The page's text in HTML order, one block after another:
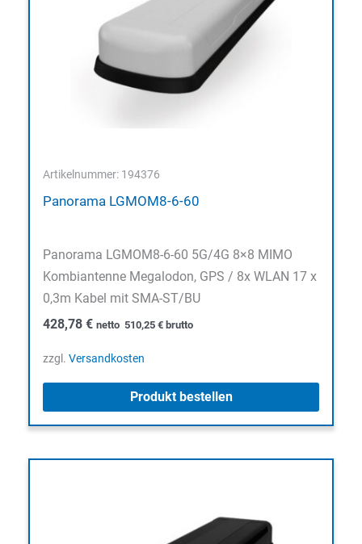
Artikelnummer: 194376
Panorama LGMOM8-6-60
Panorama LGMOM8-6-60 5G/4G 8×8 MIMO
Kombiantenne Megalodon, GPS / 8x WLAN 17 x
0,3m Kabel mit SMA-ST/BU
428,78 € netto 510,25 € brutto
zzgl. Versandkosten
Produkt bestellen